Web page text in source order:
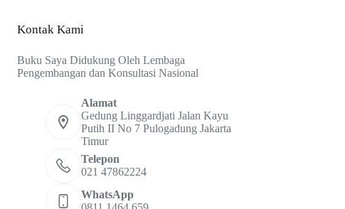
Kontak Kami
Buku Saya Didukung Oleh Lembaga
Pengembangan dan Konsultasi Nasional
Alamat
Gedung Linggardjati Jalan Kayu
Putih II No 7 Pulogadung Jakarta
Timur
Telepon
021 47862224
WhatsApp